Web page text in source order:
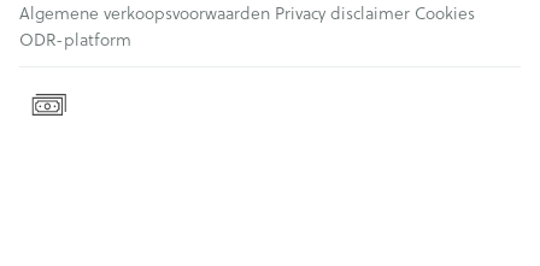
Algemene verkoopsvoorwaarden Privacy disclaimer Cookies
ODR-platform